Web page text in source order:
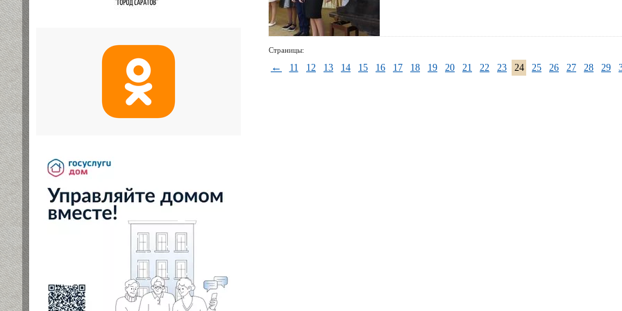
Страницы:
← 11 12 13 14 15 16 17 18 19 20 21 22 23 24 25 26 27 28 29